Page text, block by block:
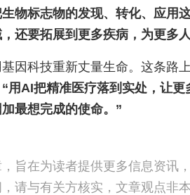
物标志物的发现、转化、应用
还要拓展到更多疾病，为更多
因科技重新丈量生命。这条路
“用AI把精准医疗落到实处，让
最想完成的使命。”
旨在为读者提供更多信息资讯
请与有关方核实，文章观点非